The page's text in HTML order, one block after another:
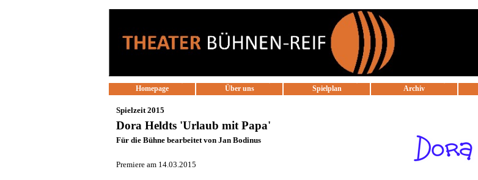
Menü überspringen
Homepage Über uns ▼
Spielplan ▼
Archiv
Spielzeit 2015
Dora Heldts 'Urlaub mit Papa'
Für die Bühne bearbeitet von Jan Bodinus
Premiere am 14.03.2015